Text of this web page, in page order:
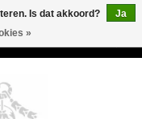
Is dat akkoord?
Ja
»